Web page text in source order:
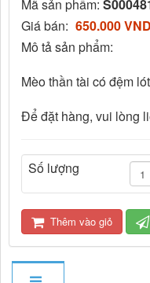
Mã sản phẩm:
Giá bán: 650.000 VND
Mô tả sản phẩm:
Mèo thần tài có đệm
Để đặt hàng, vui lòng
Số lượng
Thêm vào giỏ